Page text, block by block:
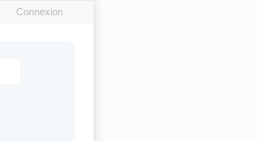
Connexion